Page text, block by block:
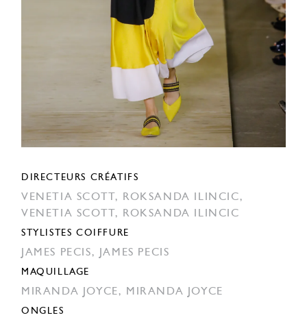
DIRECTEURS CRÉATIFS
VENETIA SCOTT,
ROKSANDA ILINCIC,
VENETIA SCOTT,
ROKSANDA ILINCIC
STYLISTES COIFFURE
JAMES PECIS, JAMES PECIS
MAQUILLAGE
MIRANDA JOYCE, MIRANDA JOYCE
ONGLES